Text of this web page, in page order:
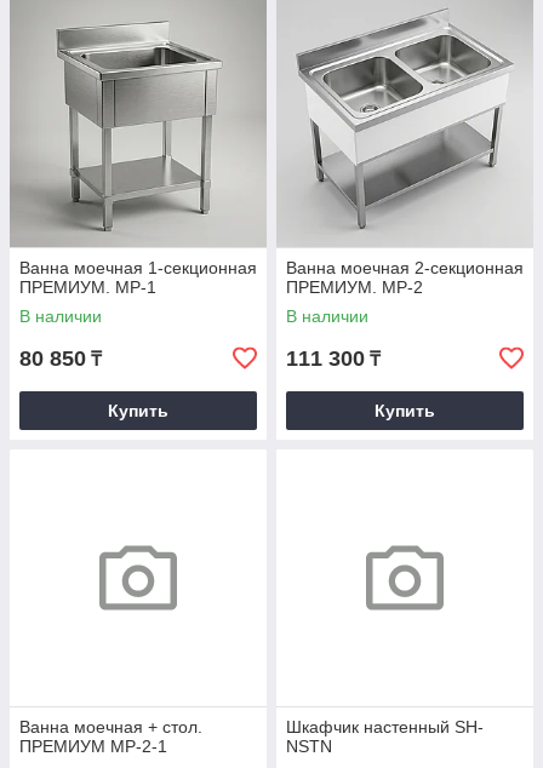
Ванна моечная 1-секционная
ПРЕМИУМ. MP-1
В наличии
80 850 ₸
Купить
Ванна моечная 2-секционная
ПРЕМИУМ. MP-2
В наличии
111 300 ₸
Купить
Ванна моечная + стол.
ПРЕМИУМ MP-2-1
Шкафчик настенный SH-
NSTN